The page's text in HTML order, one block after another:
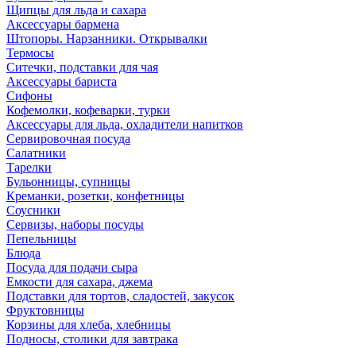
Щипцы для льда и сахара
Аксессуары бармена
Штопоры. Нарзанники. Открывалки
Термосы
Ситечки, подставки для чая
Аксессуары бариста
Сифоны
Кофемолки, кофеварки, турки
Аксессуары для льда, охладители напитков
Сервировочная посуда
Салатники
Тарелки
Бульонницы, супницы
Креманки, розетки, конфетницы
Соусники
Сервизы, наборы посуды
Пепельницы
Блюда
Посуда для подачи сыра
Емкости для сахара, джема
Подставки для тортов, сладостей, закусок
Фруктовницы
Корзины для хлеба, хлебницы
Подносы, столики для завтрака